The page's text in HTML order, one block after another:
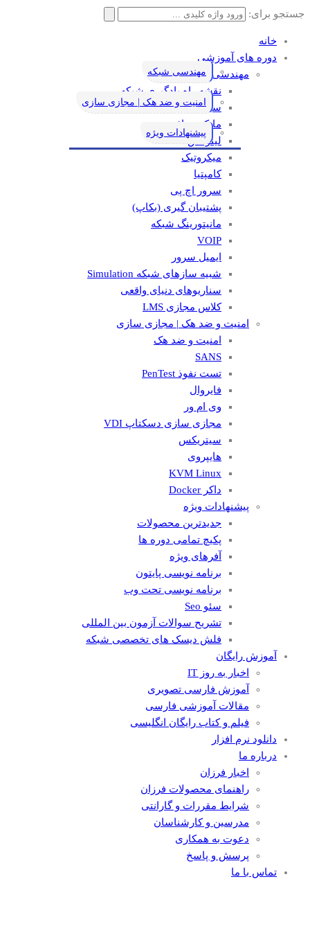
جستجو برای:
خانه
دوره های آموزشی
مهندسی شبکه
نقشه راه یادگیری شبکه
سیسکو
مایکروسافت
لینوکس
میکروتیک
کامپتیا
سرور اچ پی
پشتیبان گیری (بکاپ)
مانيتورينگ شبکه
VOIP
ایمیل سرور
شبیه سازهای شبکه Simulation
سناریوهای دنیای واقعی
کلاس مجازی LMS
امنیت و ضد هک | مجازی سازی
امنیت و ضد هک
SANS
تست نفوذ PenTest
فایروال
وی ام ور
مجازی سازی دسکتاپ VDI
سیتریکس
هایپروی
KVM Linux
داکر Docker
پیشنهادات ویژه
جدیدترین محصولات
پکیچ تمامی دوره ها
آفرهای ویژه
برنامه نویسی پایتون
برنامه نویسی تحت وب
سئو Seo
تشریح سوالات آزمون بین المللی
فلش دیسک های تخصصی شبکه
آموزش رایگان
اخبار به روز IT
آموزش فارسی تصویری
مقالات آموزشی فارسی
فیلم و کتاب رایگان انگلیسی
دانلود نرم افزار
درباره ما
اخبار فرزان
راهنمای محصولات فرزان
شرایط مقررات و گارانتی
مدرسین و کارشناسان
دعوت به همکاری
پرسش و پاسخ
تماس با ما
مهندسی شبکه
امنیت و ضد هک | مجازی سازی
پیشنهادات ویژه